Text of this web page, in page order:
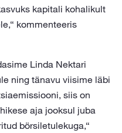
kapitali kohalikult
kommenteeris
Linda Nektari
ning tänavu viisime läbi
siis on
aja jooksul juba
börsiletulekuga,“